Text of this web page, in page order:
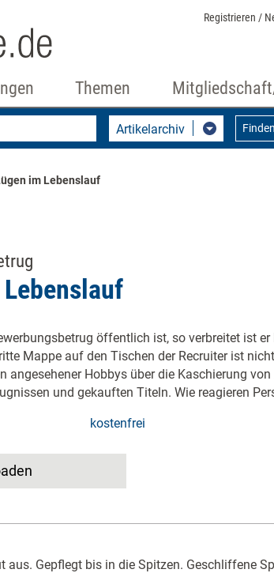
Registrieren /
Themen
Artikelarchiv Finden
im Lebenslauf
öffentlich ist, so verbreitet ist
Mappe auf den Tischen der Recruiter ist
angesehener Hobbys über die Kaschierung
und gekauften Titeln. Wie reagieren
kostenfrei
aus. Gepflegt bis in die Spitzen. Geschliffene